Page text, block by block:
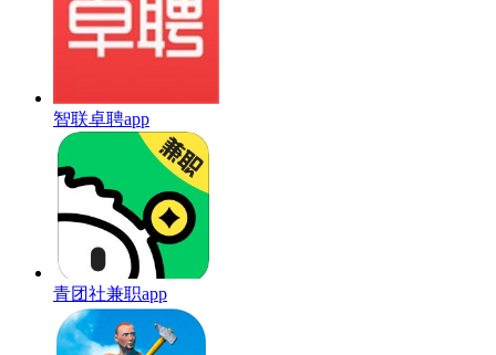
智联卓聘app
青团社兼职app